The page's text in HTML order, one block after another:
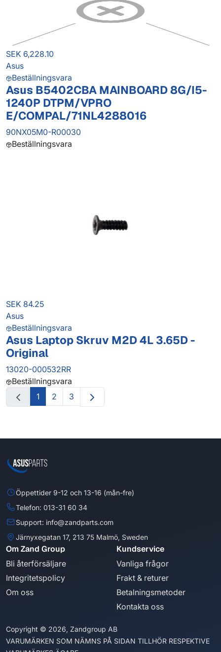
SEK 6,228.10
Asus
Beställningsvara
Asus B5402CBA MAINBOARD 8G/I5-
1240P DTPM/VPRO
E/COMPAL/71NL4288016
90NX05M0-R00030
Beställningsvara
SEK 84.25
Asus
Beställningsvara
Asus Laptop Skruv M2D 4L 3.65D -
Original
13020-000532RR
Beställningsvara
1
2 3
Öppettider 9-12 och 13-16 (mån-fre)
Telefon: 013-31 60 34
Support: info@zandparts.com
Järnyxegatan 17, 213 75 Malmö, Sweden
Om Zand Group
Bli återförsäljare
Integritetspolicy
Om oss
Kundservice
Vanliga frågor
Frakt & returer
Betalningsmetoder
Kontakta oss
Copyright © 2026, Zandgroup AB
VARUMÄRKEN SOM NÄMNS PÅ SIDAN TILLHÖR RESPEKTIVE